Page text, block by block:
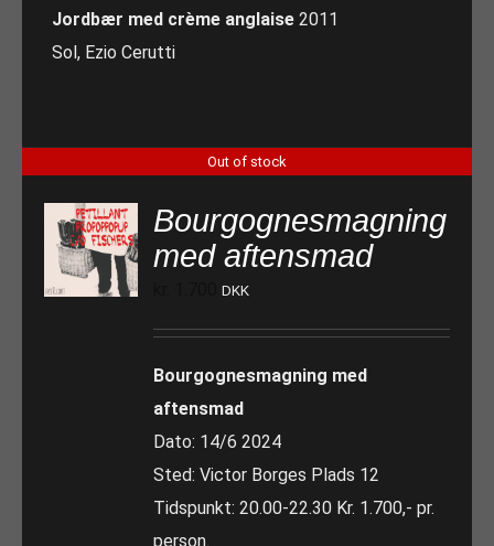
Jordbær med crème anglaise 2011
Sol, Ezio Cerutti
Out of stock
Bourgognesmagning
med aftensmad
DKK
Bourgognesmagning med
aftensmad
Dato: 14/6 2024
Sted: Victor Borges Plads 12
Tidspunkt: 20.00-22.30 Kr. 1.700,- pr.
person.